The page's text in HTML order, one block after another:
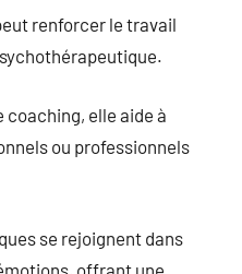
renforcer le travail
coaching, elle aide à
ou professionnels
se rejoignent dans
offrant une